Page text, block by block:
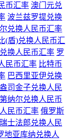
币汇率 澳门元兑
波兰兹罗提兑换
兑换人民币汇率
(盾)兑换人民币汇
换人民币汇率 罗
民币汇率 比特币
巴西里亚伊兑换
盎司金子兑换人民
纳尔兑换人民币
民币汇率 俄罗斯
瑞士法郎兑换人民
地亚库纳兑换人